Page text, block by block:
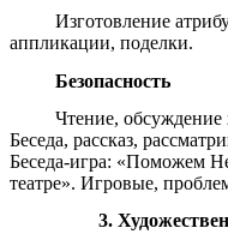
Изготовление
аппликации, поделки.
Безопасность
Чтение, обсуждение
Беседа, рассказ,
Беседа-игра: «Поможем
театре». Игровые,
3.